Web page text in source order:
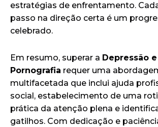
estratégias de enfrentamento.
passo na direção certa é um
celebrado.
Em resumo, superar a Depressão
Pornografia requer uma
multifacetada que inclui ajuda
social, estabelecimento de uma
prática da atenção plena e
gatilhos. Com dedicação e